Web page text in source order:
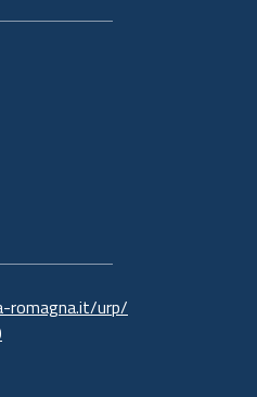
romagna.it/urp/